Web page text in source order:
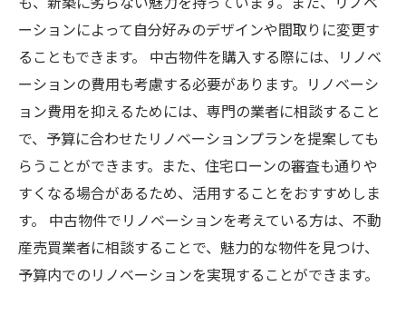
ーションによって自分好みのデザインや間取りに変更す
ることもできます。 中古物件を購入する際には、リノベ
ーションの費用も考慮する必要があります。リノベーシ
ョン費用を抑えるためには、専門の業者に相談すること
で、予算に合わせたリノベーションプランを提案しても
らうことができます。また、住宅ローンの審査も通りや
すくなる場合があるため、活用することをおすすめしま
す。 中古物件でリノベーションを考えている方は、不動
産売買業者に相談することで、魅力的な物件を見つけ、
予算内でのリノベーションを実現することができます。